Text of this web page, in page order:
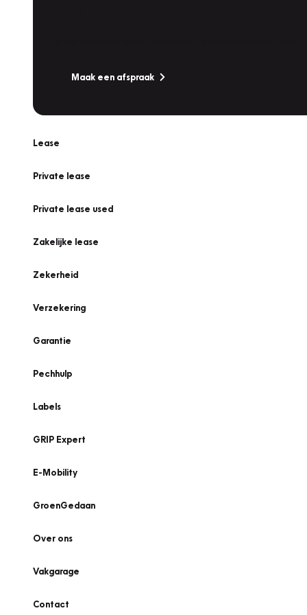
Maak een afspraak
Lease
Private lease
Private lease used
Zakelijke lease
Zekerheid
Verzekering
Garantie
Pechhulp
Labels
GRIP Expert
E-Mobility
GroenGedaan
Over ons
Vakgarage
Contact